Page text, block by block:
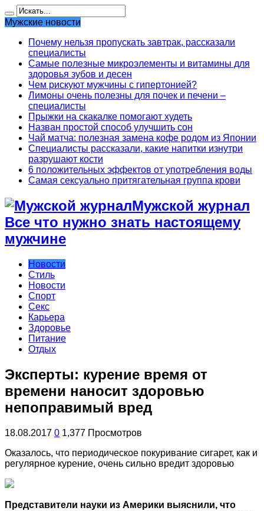
Мужские новости
Почему нельзя пропускать завтрак, рассказали
специалисты
Самые полезные микроэлементы и витамины для
здоровья зубов и десен
Чем рискуют мужчины с гипертонией?
Лимоны очень полезны для почек и печени –
специалисты
Прыжки на скакалке помогают худеть
Назван простой способ улучшить сон
Чай матча: полезная замена кофе родом из Японии
Специалисты рассказали, какие напитки изнутри
разрушают кости
6 положительных эффектов от употребления воды
Самая сексуально притягательная группа крови
Мужской журнал
Все что нужно знать настоящему
мужчине
Новости
Стиль
Новости
Спорт
Секс
Карьера
Здоровье
Питание
Отдых
Эксперты: курение время от
времени наносит здоровью
непоправимый вред
18.08.2017 0 1,377 Просмотров
Оказалось, что периодическое покуривание сигарет, как и
регулярное курение, очень сильно вредит здоровью
Представители науки из Америки выяснили, что